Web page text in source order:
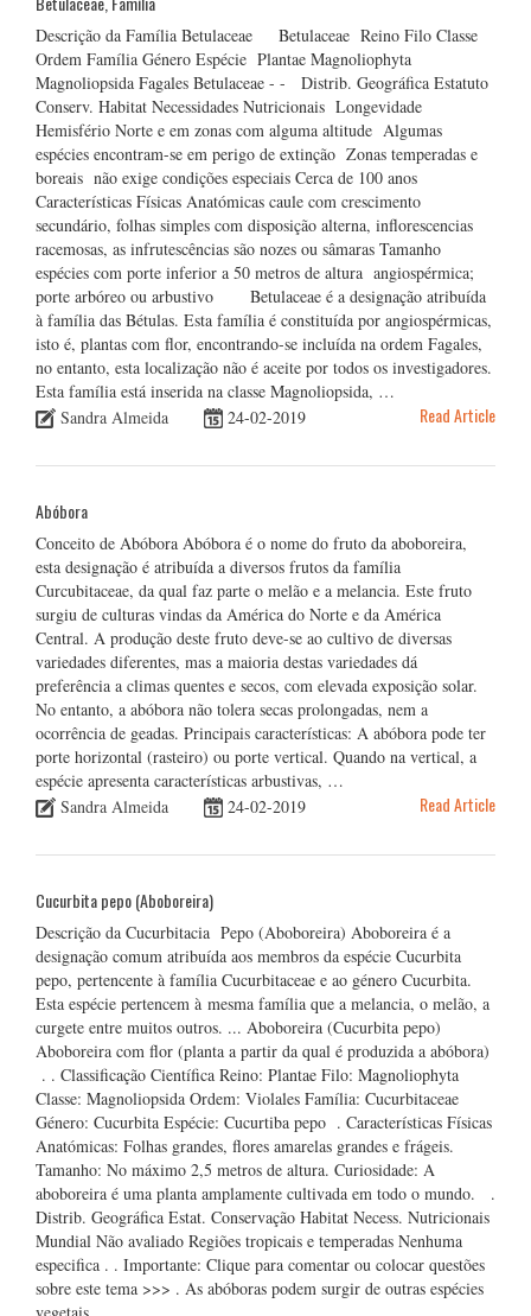
Descrição da Família Betulaceae Betulaceae Reino Filo Classe
Ordem Família Género Espécie Plantae Magnoliophyta
Magnoliopsida Fagales Betulaceae - - Distrib. Geográfica Estatuto
Conserv. Habitat Necessidades Nutricionais Longevidade
Hemisfério Norte e em zonas com alguma altitude Algumas
espécies encontram-se em perigo de extinção Zonas temperadas e
boreais não exige condições especiais Cerca de 100 anos
Características Físicas Anatómicas caule com crescimento
secundário, folhas simples com disposição alterna, inflorescencias
racemosas, as infrutescências são nozes ou sâmaras Tamanho
espécies com porte inferior a 50 metros de altura angiospérmica;
porte arbóreo ou arbustivo Betulaceae é a designação atribuída
à família das Bétulas. Esta família é constituída por angiospérmicas,
isto é, plantas com flor, encontrando-se incluída na ordem Fagales,
no entanto, esta localização não é aceite por todos os investigadores.
Esta família está inserida na classe Magnoliopsida, …
Sandra Almeida
24-02-2019 Read Article
Abóbora
Conceito de Abóbora Abóbora é o nome do fruto da aboboreira,
esta designação é atribuída a diversos frutos da família
Curcubitaceae, da qual faz parte o melão e a melancia. Este fruto
surgiu de culturas vindas da América do Norte e da América
Central. A produção deste fruto deve-se ao cultivo de diversas
variedades diferentes, mas a maioria destas variedades dá
preferência a climas quentes e secos, com elevada exposição solar.
No entanto, a abóbora não tolera secas prolongadas, nem a
ocorrência de geadas. Principais características: A abóbora pode ter
porte horizontal (rasteiro) ou porte vertical. Quando na vertical, a
espécie apresenta características arbustivas, …
Sandra Almeida
24-02-2019 Read Article
Cucurbita pepo (Aboboreira)
Descrição da Cucurbitacia Pepo (Aboboreira) Aboboreira é a
designação comum atribuída aos membros da espécie Cucurbita
pepo, pertencente à família Cucurbitaceae e ao género Cucurbita.
Esta espécie pertencem à mesma família que a melancia, o melão, a
curgete entre muitos outros. ... Aboboreira (Cucurbita pepo)
Aboboreira com flor (planta a partir da qual é produzida a abóbora)
. . Classificação Científica Reino: Plantae Filo: Magnoliophyta
Classe: Magnoliopsida Ordem: Violales Família: Cucurbitaceae
Género: Cucurbita Espécie: Cucurtiba pepo . Características Físicas
Anatómicas: Folhas grandes, flores amarelas grandes e frágeis.
Tamanho: No máximo 2,5 metros de altura. Curiosidade: A
aboboreira é uma planta amplamente cultivada em todo o mundo. .
Distrib. Geográfica Estat. Conservação Habitat Necess. Nutricionais
Mundial Não avaliado Regiões tropicais e temperadas Nenhuma
especifica . . Importante: Clique para comentar ou colocar questões
sobre este tema >>> . As abóboras podem surgir de outras espécies